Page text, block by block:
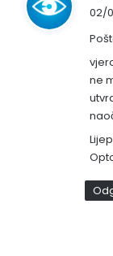
02/
ne